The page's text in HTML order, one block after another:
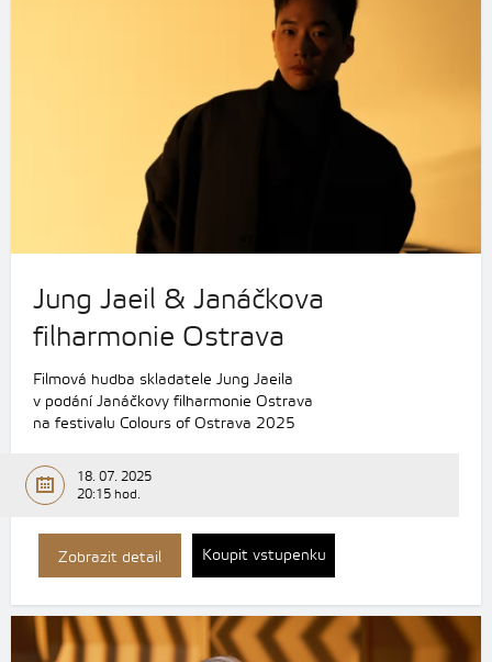
Jung Jaeil & Janáčkova
filharmonie Ostrava
Filmová hudba skladatele Jung Jaeila
v podání Janáčkovy filharmonie Ostrava
na festivalu Colours of Ostrava 2025
18. 07. 2025
20:15 hod.
Zobrazit detail Koupit vstupenku